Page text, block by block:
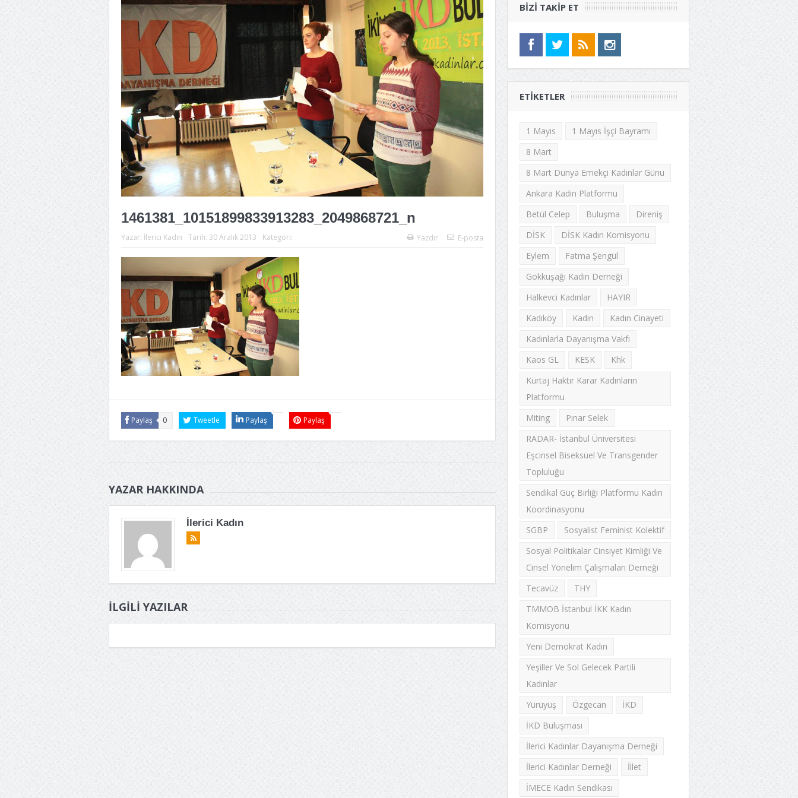
1461381_10151899833913283_2049868721_n
Yazar: İlerici Kadın Tarih: 30 Aralık 2013 Kategori: Yazdır E-posta
Paylaş 0 Tweetle Paylaş Paylaş
YAZAR HAKKINDA
İlerici Kadın
İLGILI YAZILAR
BIZI TAKIP ET
ETIKETLER
1 Mayıs
1 Mayıs İşçi Bayramı
8 Mart
8 Mart Dünya Emekçi Kadınlar Günü
Ankara Kadın Platformu
Betül Celep
Buluşma
Direniş
DİSK
DİSK Kadın Komisyonu
Eylem
Fatma Şengül
Gökkuşağı Kadın Derneği
Halkevci Kadınlar
HAYIR
Kadıköy
Kadın
Kadın Cinayeti
Kadınlarla Dayanışma Vakfı
Kaos GL
KESK
Khk
Kürtaj Haktır Karar Kadınların
Platformu
Miting
Pınar Selek
RADAR- İstanbul Üniversitesi
Eşcinsel Biseksüel Ve Transgender
Topluluğu
Sendikal Güç Birliği Platformu Kadın
Koordinasyonu
SGBP
Sosyalist Feminist Kolektif
Sosyal Politikalar Cinsiyet Kimliği Ve
Cinsel Yönelim Çalışmaları Derneği
Tecavüz
THY
TMMOB İstanbul İKK Kadın
Komisyonu
Yeni Demokrat Kadın
Yeşiller Ve Sol Gelecek Partili
Kadınlar
Yürüyüş
Özgecan
İKD
İKD Buluşması
İlerici Kadınlar Dayanışma Derneği
İlerici Kadınlar Derneği
İllet
İMECE Kadın Sendikası